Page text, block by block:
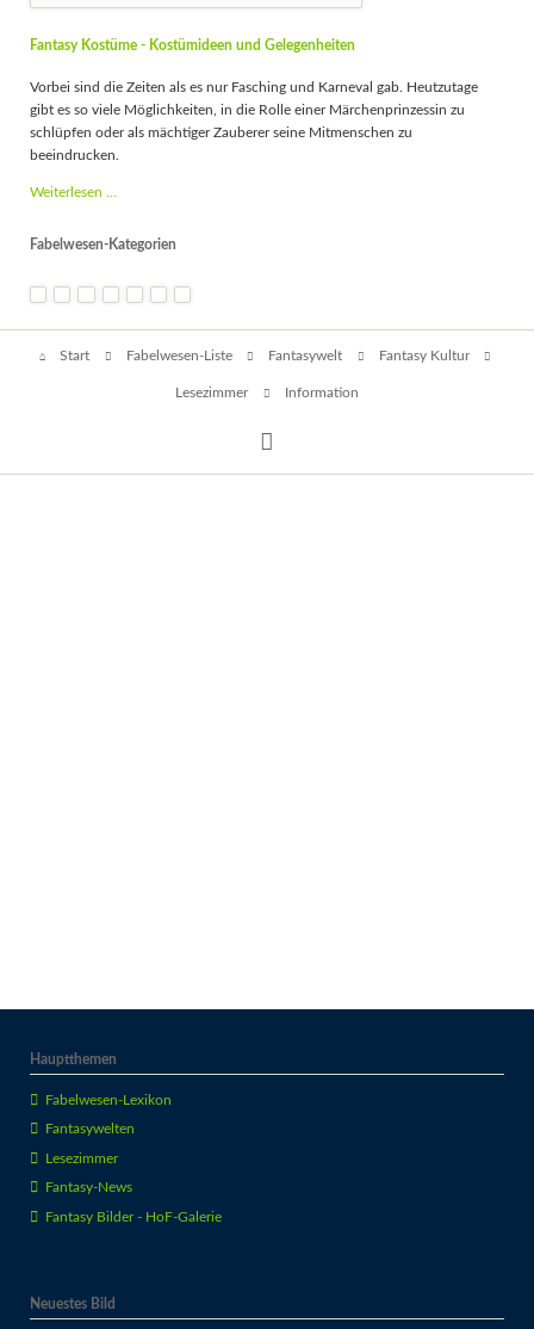
Fantasy Kostüme - Kostümideen und Gelegenheiten
Vorbei sind die Zeiten als es nur Fasching und Karneval gab. Heutzutage
gibt es so viele Möglichkeiten, in die Rolle einer Märchenprinzessin zu
schlüpfen oder als mächtiger Zauberer seine Mitmenschen zu
beeindrucken.
Weiterlesen …
-
Gelegenheiten
Fabelwesen-Kategorien
Start Fabelwesen-Liste Fantasywelt Fantasy Kultur
Lesezimmer Information
Hauptthemen
Fabelwesen-Lexikon
Fantasywelten
Lesezimmer
Fantasy-News
Fantasy Bilder - HoF-Galerie
Neuestes Bild